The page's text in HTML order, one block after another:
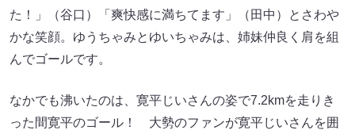
た！」（谷口）「爽快感に満ちてます」（田中）とさわや
かな笑顔。ゆうちゃみとゆいちゃみは、姉妹仲良く肩を組
んでゴールです。
なかでも沸いたのは、寛平じいさんの姿で7.2kmを走りき
った間寛平のゴール！ 大勢のファンが寛平じいさんを囲